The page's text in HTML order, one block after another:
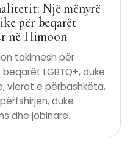
Një mënyrë
për beqarët
në Himoon
takimesh për
LGBTQ+, duke
vlerat e përbashkëta,
duke
dhe jobinarë.